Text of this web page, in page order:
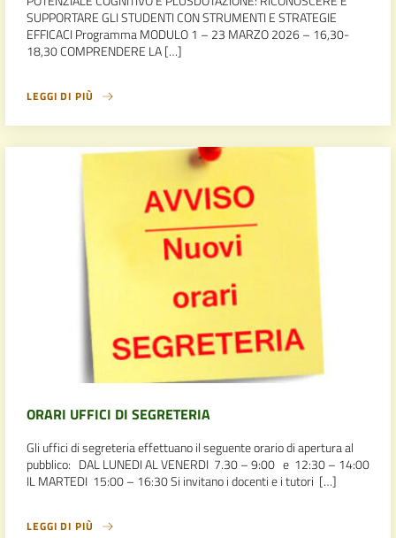
SUPPORTARE GLI STUDENTI CON STRUMENTI E STRATEGIE
EFFICACI Programma MODULO 1 – 23 MARZO 2026 – 16,30-
18,30 COMPRENDERE LA […]
LEGGI DI PIÙ
ORARI UFFICI DI SEGRETERIA
Gli uffici di segreteria effettuano il seguente orario di apertura al
pubblico: DAL LUNEDI AL VENERDI 7.30 – 9:00 e 12:30 – 14:00
IL MARTEDI 15:00 – 16:30 Si invitano i docenti e i tutori […]
LEGGI DI PIÙ